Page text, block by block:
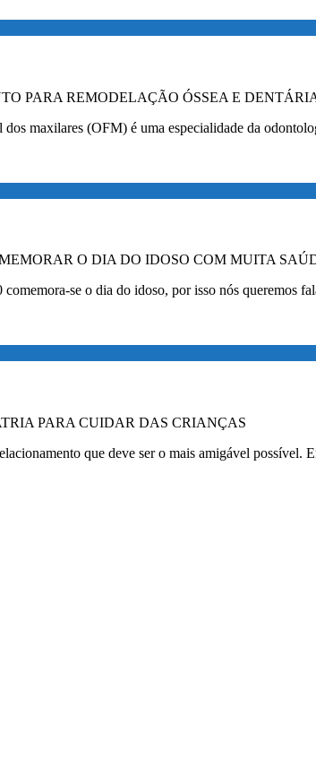
PARA REMODELAÇÃO ÓSSEA E
(OFM) é uma especialidade da
O DIA DO IDOSO COM MUITA
se o dia do idoso, por isso nós queremos
PARA CUIDAR DAS CRIANÇAS
que deve ser o mais amigável possível.